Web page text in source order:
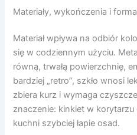
Materiały, wykończenia i
Materiał wpływa na odbiór
się w codziennym użyciu.
równą, trwałą powierzchnię,
bardziej „retro”, szkło wnosi
zbiera kurz i wymaga
znaczenie: kinkiet w
kuchni szybciej łapie osad.